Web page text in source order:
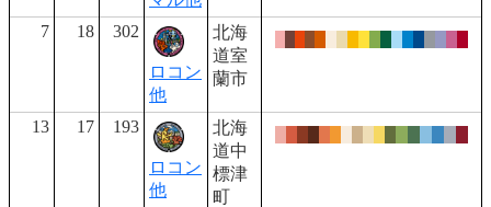
7 18 302
ロコン
他
北海
道室
蘭市
13 17 193
ロコン
他
北海
道中
標津
町